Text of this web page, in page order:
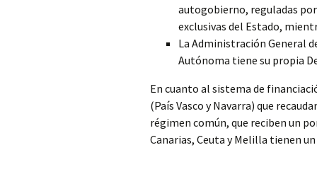
autogobierno, reguladas
exclusivas del Estado,
La Administración General
Autónoma tiene su propia
En cuanto al sistema de
(País Vasco y Navarra) que
régimen común, que reciben un
Canarias, Ceuta y Melilla tienen